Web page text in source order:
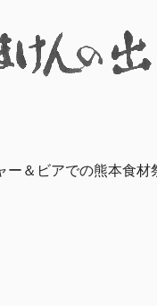
ー＆ビアでの熊本食